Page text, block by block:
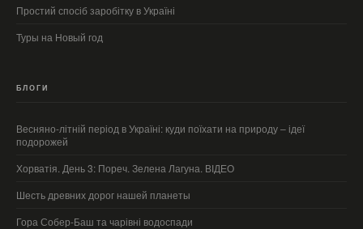
Простий спосіб заробітку в Україні
Туры на Новый год
БЛОГИ
Весняно-літній період в Україні: куди поїхати на природу – ідеї
подорожей
Хорватія. День 3: Пореч. Зелена Лагуна. ВІДЕО
Шесть древних дорог нашей планеты
Гора Собер-Баш та чарівні водоспади